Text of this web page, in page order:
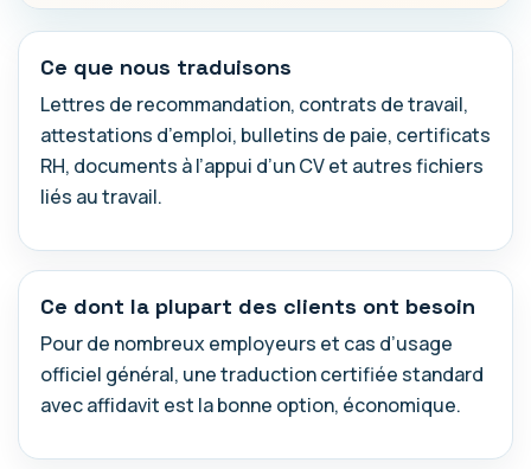
Ce que nous traduisons
Lettres de recommandation, contrats de travail,
attestations d’emploi, bulletins de paie, certificats
RH, documents à l’appui d’un CV et autres fichiers
liés au travail.
Ce dont la plupart des clients ont besoin
Pour de nombreux employeurs et cas d’usage
officiel général, une traduction certifiée standard
avec affidavit est la bonne option, économique.